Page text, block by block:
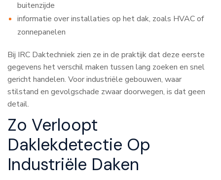
buitenzijde
informatie over installaties op het dak, zoals HVAC of
zonnepanelen
Bij IRC Daktechniek zien ze in de praktijk dat deze eerste
gegevens het verschil maken tussen lang zoeken en snel
gericht handelen. Voor industriële gebouwen, waar
stilstand en gevolgschade zwaar doorwegen, is dat geen
detail.
Zo Verloopt
Daklekdetectie Op
Industriële Daken